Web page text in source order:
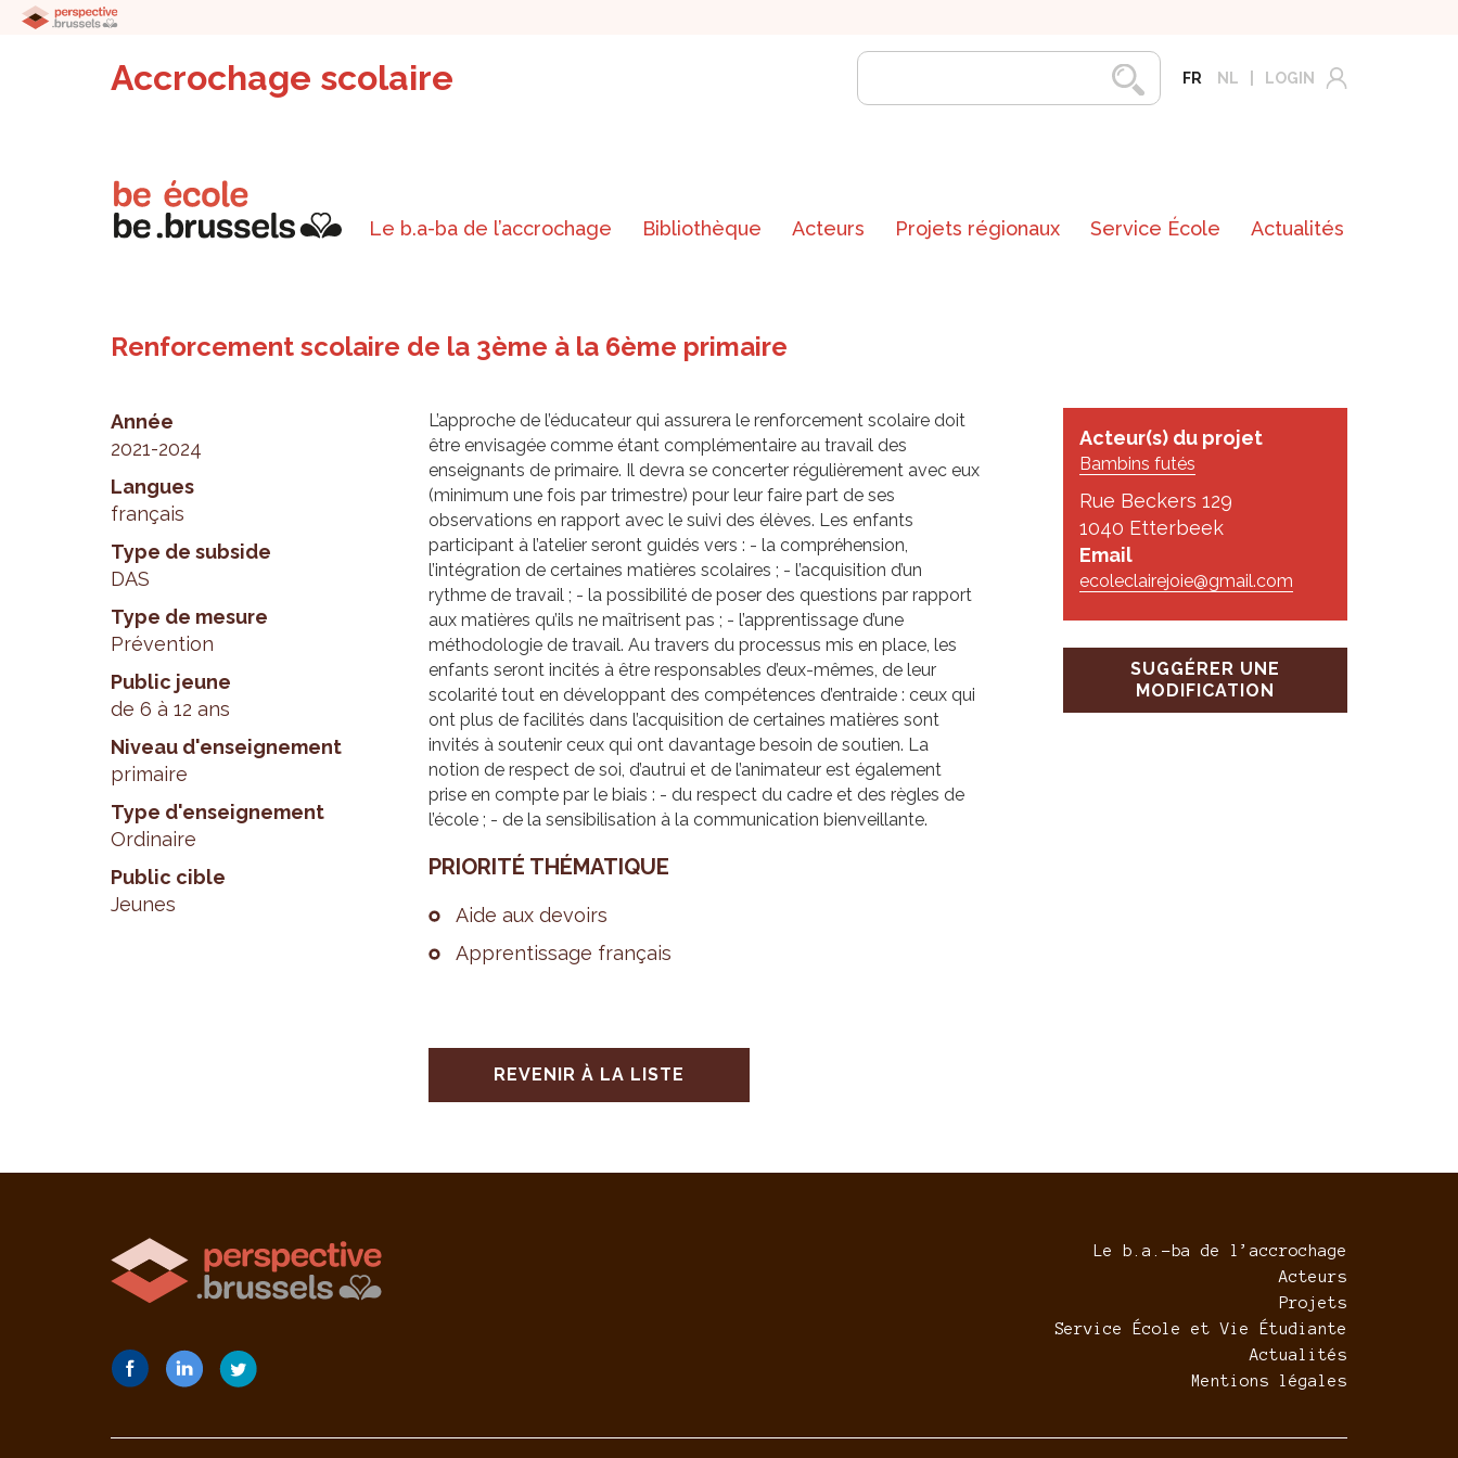
Accrochage scolaire FR NL LOGIN
Le b.a-ba de l’accrochage Bibliothèque Acteurs Projets régionaux Service École Actualités
Renforcement scolaire de la 3ème à la 6ème primaire
Année
2021-2024
Langues
français
Type de subside
DAS
Type de mesure
Prévention
Public jeune
de 6 à 12 ans
Niveau d'enseignement
primaire
Type d'enseignement
Ordinaire
Public cible
Jeunes
Acteur(s) du projet
Bambins futés
Rue Beckers 129
1040 Etterbeek
Email
ecoleclairejoie@gmail.com
SUGGÉRER UNE
MODIFICATION
L’approche de l’éducateur qui assurera le renforcement scolaire doit
être envisagée comme étant complémentaire au travail des
enseignants de primaire. Il devra se concerter régulièrement avec eux
(minimum une fois par trimestre) pour leur faire part de ses
observations en rapport avec le suivi des élèves. Les enfants
participant à l’atelier seront guidés vers : - la compréhension,
l’intégration de certaines matières scolaires ; - l’acquisition d’un
rythme de travail ; - la possibilité de poser des questions par rapport
aux matières qu’ils ne maîtrisent pas ; - l’apprentissage d’une
méthodologie de travail. Au travers du processus mis en place, les
enfants seront incités à être responsables d’eux-mêmes, de leur
scolarité tout en développant des compétences d’entraide : ceux qui
ont plus de facilités dans l’acquisition de certaines matières sont
invités à soutenir ceux qui ont davantage besoin de soutien. La
notion de respect de soi, d’autrui et de l’animateur est également
prise en compte par le biais : - du respect du cadre et des règles de
l’école ; - de la sensibilisation à la communication bienveillante.
PRIO­RITÉ THÉ­MA­TIQUE
Aide aux devoirs
Appren­tis­sage fran­çais
REVENIR À LA LISTE
Le b.a.-ba de l’accrochage
Acteurs
Projets
Service École et Vie Étudiante
Actualités
Mentions légales